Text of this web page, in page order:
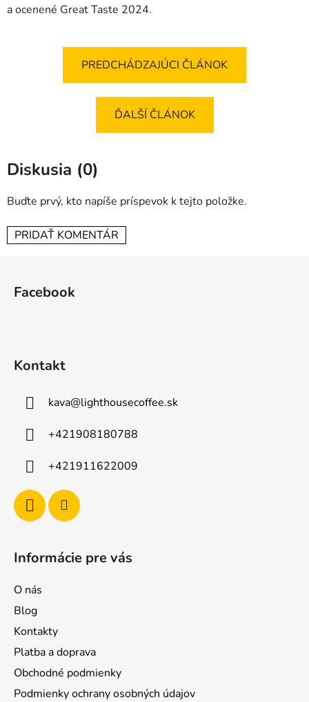
a ocenené Great Taste 2024.
PREDCHÁDZAJÚCI ČLÁNOK
ĎALŠÍ ČLÁNOK
Diskusia (0)
Buďte prvý, kto napíše príspevok k tejto položke.
PRIDAŤ KOMENTÁR
Facebook
Kontakt
kava@lighthousecoffee.sk
+421908180788
+421911622009
Informácie pre vás
O nás
Blog
Kontakty
Platba a doprava
Obchodné podmienky
Podmienky ochrany osobných údajov